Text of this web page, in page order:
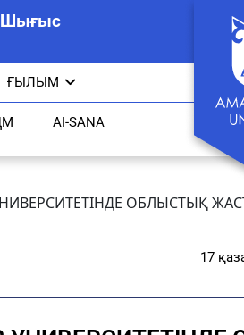
Шығыс
ҒЫЛЫМ
AI-SANA
ОБЛЫСТЫҚ
17